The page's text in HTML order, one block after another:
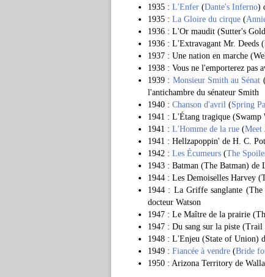
1935 : L'Enfer (Dante's Inferno)
1935 : La Gloire du cirque (
1936 : L'Or maudit (Sutter's
1936 : L'Extravagant Mr. Deeds
1937 : Une nation en marche
1938 : Vous ne l'emporterez pas
1939 : Monsieur Smith au Sénat
l'antichambre du sénateur Smith
1940 : Chanson d'avril (Spring
1941 : L'Étang tragique (Swamp
1941 : L'Homme de la rue (Meet
1941 : Hellzapoppin' de H. C.
1942 : Les Écumeurs (The
1943 : Batman (The Batman)
1944 : Les Demoiselles Harvey
1944 : La Griffe sanglante
docteur Watson
1947 : Le Maître de la prairie
1947 : Du sang sur la piste (Trail
1948 : L'Enjeu (State of Union)
1949 : Fiancée à vendre (Bride
1950 : Arizona Territory de